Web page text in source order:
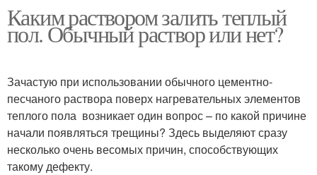
Каким раствором залить теплый
пол. Обычный раствор или нет?
Зачастую при использовании обычного цементно-
песчаного раствора поверх нагревательных элементов
теплого пола возникает один вопрос – по какой причине
начали появляться трещины? Здесь выделяют сразу
несколько очень весомых причин, способствующих
такому дефекту.